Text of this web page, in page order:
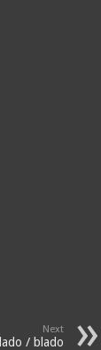
Next
/ blado